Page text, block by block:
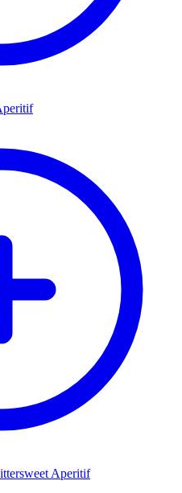
Aperitif